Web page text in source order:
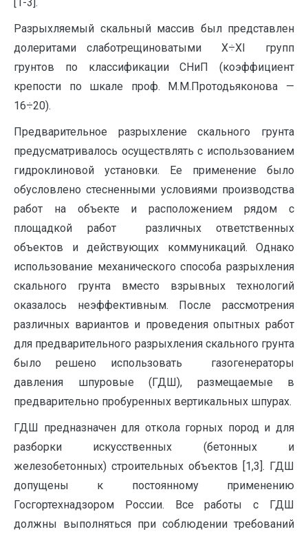
Разрыхляемый скальный массив был представлен
долеритами слаботрещиноватыми Х÷XI групп
грунтов по классификации СНиП (коэффициент
крепости по шкале проф. М.М.Протодьяконова —
16÷20).
Предварительное разрыхление скального грунта
предусматривалось осуществлять с использованием
гидроклиновой установки. Ее применение было
обусловлено стесненными условиями производства
работ на объекте и расположением рядом с
площадкой работ различных ответственных
объектов и действующих коммуникаций. Однако
использование механического способа разрыхления
скального грунта вместо взрывных технологий
оказалось неэффективным. После рассмотрения
различных вариантов и проведения опытных работ
для предварительного разрыхления скального грунта
было решено использовать газогенераторы
давления шпуровые (ГДШ), размещаемые в
предварительно пробуренных вертикальных шпурах.
ГДШ предназначен для откола горных пород и для
разборки искусственных (бетонных и
железобетонных) строительных объектов [1,3]. ГДШ
допущены к постоянному применению
Госгортехнадзором России. Все работы с ГДШ
должны выполняться при соблюдении требований